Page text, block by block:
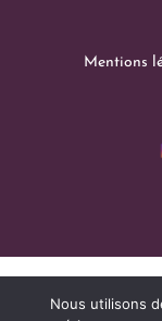
Mentions
Nous utilisons